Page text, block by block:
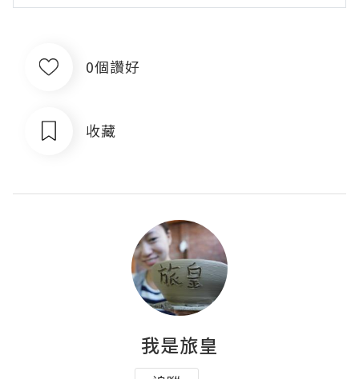
0個讚好
收藏
我是旅皇